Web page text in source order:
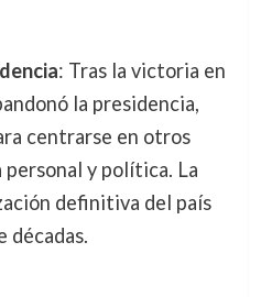
: Tras la victoria en
la presidencia,
centrarse en otros
personal y política. La
definitiva del país
décadas.